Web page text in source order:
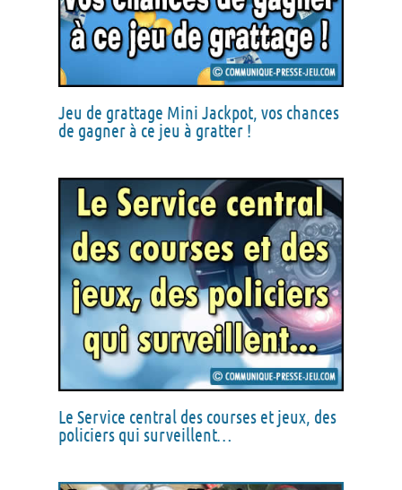
Jeu de grattage Mini Jackpot, vos chances
de gagner à ce jeu à gratter !
Le Service central des courses et jeux, des
policiers qui surveillent…